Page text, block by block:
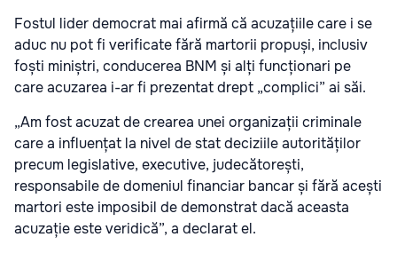
Fostul lider democrat mai afirmă că acuzațiile care i se
aduc nu pot fi verificate fără martorii propuși, inclusiv
foști miniștri, conducerea BNM și alți funcționari pe
care acuzarea i-ar fi prezentat drept „complici” ai săi.
„Am fost acuzat de crearea unei organizații criminale
care a influențat la nivel de stat deciziile autorităților
precum legislative, executive, judecătorești,
responsabile de domeniul financiar bancar și fără acești
martori este imposibil de demonstrat dacă aceasta
acuzație este veridică”, a declarat el.